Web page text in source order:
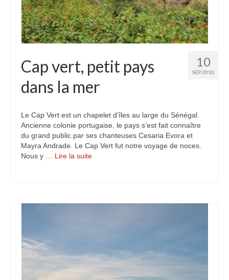
10
SEP 2010
Cap vert, petit pays
dans la mer
Le Cap Vert est un chapelet d’îles au large du Sénégal.
Ancienne colonie portugaise, le pays s’est fait connaître
du grand public par ses chanteuses Cesaria Evora et
Mayra Andrade. Le Cap Vert fut notre voyage de noces.
Nous y … Lire la suite­­